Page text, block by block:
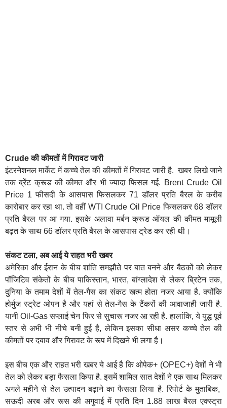
Crude की कीमतों में गिरावट जारी
इंटरनेशनल मार्केट में कच्चे तेल की कीमतों में गिरावट जारी है. खबर लिखे जाने
तक ब्रेंट क्रूड की कीमत और भी ज्यादा फिसल गई. Brent Crude Oil
Price 1 फीसदी के आसपास फिसलकर 71 डॉलर प्रति बैरल के करीब
कारोबार कर रहा था. तो वहीं WTI Crude Oil Price फिसलकर 68 डॉलर
प्रति बैरल पर आ गया. इसके अलावा मर्बन क्रूड ऑयल की कीमत मामूली
बढ़त के साथ 66 डॉलर प्रति बैरल के आसपास ट्रेड कर रही थी।
संकट टला, अब आई ये राहत भरी खबर
अमेरिका और ईरान के बीच शांति समझौते पर बात बनने और बैठकों को लेकर
पॉजिटिव संकेतों के बीच पाकिस्तान, भारत, बांग्लादेश से लेकर ब्रिटेन तक,
दुनिया के तमाम देशों में तेल-गैस का संकट खत्म होता नजर आया है. क्योंकि
होर्मुज स्ट्रेट ओपन है और यहां से तेल-गैस के टैंकरों की आवाजाही जारी है.
यानी Oil-Gas सप्लाई चेन फिर से सुचारू नजर आ रही है. हालांकि, ये युद्ध पूर्व
स्तर से अभी भी नीचे बनी हुई है, लेकिन इसका सीधा असर कच्चे तेल की
कीमतों पर दबाव और गिरावट के रूप में दिखने भी लगा है।
इस बीच एक और राहत भरी खबर ये आई है कि ओपेक+ (OPEC+) देशों ने भी
तेल को लेकर बड़ा फैसला किया है. इसमें शामिल सात देशों ने एक साथ मिलकर
अगले महीने से तेल उत्पादन बढ़ाने का फैसला लिया है. रिपोर्ट के मुताबिक,
सऊदी अरब और रूस की अगुवाई में प्रति दिन 1.88 लाख बैरल एक्स्ट्रा